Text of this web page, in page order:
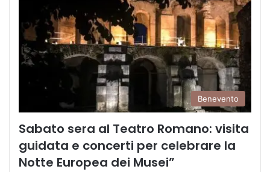
Benevento
Sabato sera al Teatro Romano: visita
guidata e concerti per celebrare la
Notte Europea dei Musei”